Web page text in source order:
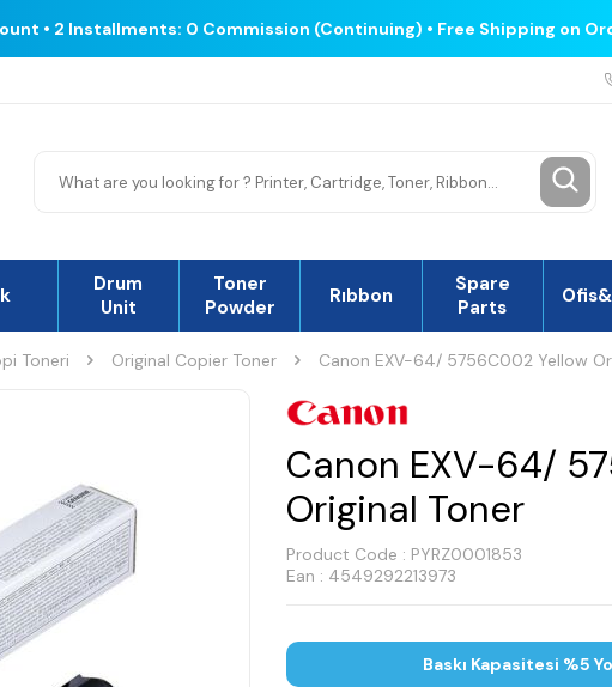
• 2 Installments: 0 Commission (Continuing) • Free Shipping on
Drum
Unit
Toner
Powder
Rıbbon
Spare
Parts
Toneri Original Copier Toner Canon EXV-64/ 5756C002 Yellow
Canon EXV-64/
Original Toner
Product Code : PYRZ0001853
Ean : 4549292213973
Baskı Kapasitesi %5